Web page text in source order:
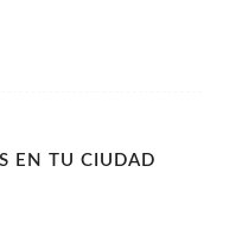
EN TU CIUDAD